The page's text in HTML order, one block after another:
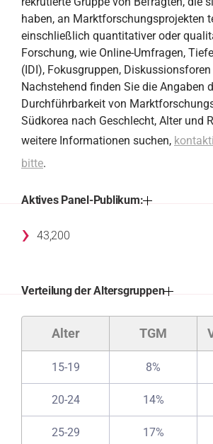
haben, an Marktforschungsprojekten
einschließlich quantitativer oder
Forschung, wie Online-Umfragen,
(IDI), Fokusgruppen, Diskussionsforen
Nachstehend finden Sie die Angaben
Durchführbarkeit von
Südkorea nach Geschlecht, Alter und
weitere Informationen suchen,
bitte.
Aktives Panel-Publikum:
› 43,200
Verteilung der Altersgruppen
Alter TGM
15-19 8%
20-24 14%
25-29 17%